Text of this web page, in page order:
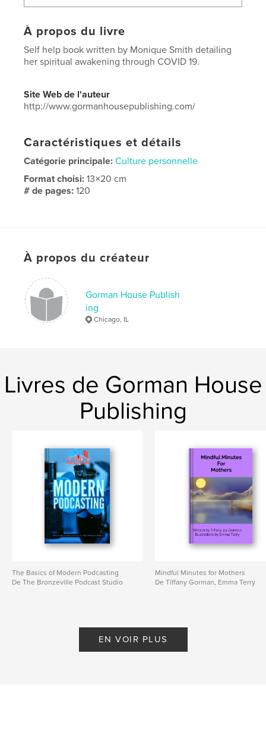
À propos du livre
Self help book written by Monique Smith detailing
her spiritual awakening through COVID 19.
Site Web de l'auteur
http://www.gormanhousepublishing.com/
Caractéristiques et détails
Catégorie principale: Culture personnelle
Format choisi:13×20 cm
# de pages:120
Date de publication:juin 04, 2022
À propos du créateur
Gorman House Publish
ing
Chicago, IL
Livres de Gorman House
Publishing
The Basics of Modern Podcasting
De The Bronzeville Podcast Studio
Mindful Minutes for Mothers
De Tiffany Gorman, Emma Terry
EN VOIR PLUS